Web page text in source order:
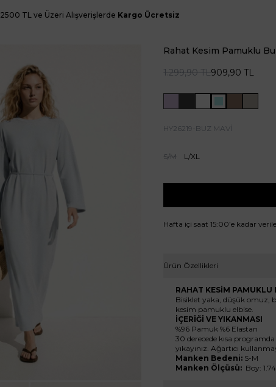
2500 TL ve Üzeri Alışverişlerde Kargo Ücretsiz
Rahat Kesim Pamuklu
1.299,90TL909,90 TL
HY26219-BUZ MAVİ
S/M L/XL
Hafta içi saat 15:00’e kadar
Ürün Özellikleri
RAHAT KESİM PAMUKLU
Bisiklet yaka, düşük omuz,
kesim pamuklu elbise.
İÇERİĞİ VE YIKANMASI
%96 Pamuk %6 Elastan
30 derecede kısa programda
yıkayınız. Ağartıcı
Manken Bedeni: S-M
Manken Ölçüsü: Boy: